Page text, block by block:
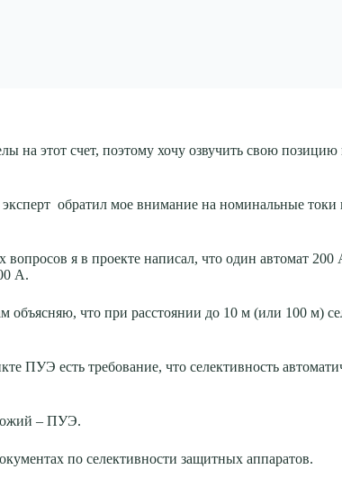
на этот счет, поэтому хочу озвучить свою
обратил мое внимание на номинальные
я в проекте написал, что один автомат
А.
объясняю, что при расстоянии до 10 м (или 100 м)
ПУЭ есть требование, что селективность
– ПУЭ.
по селективности защитных аппаратов.